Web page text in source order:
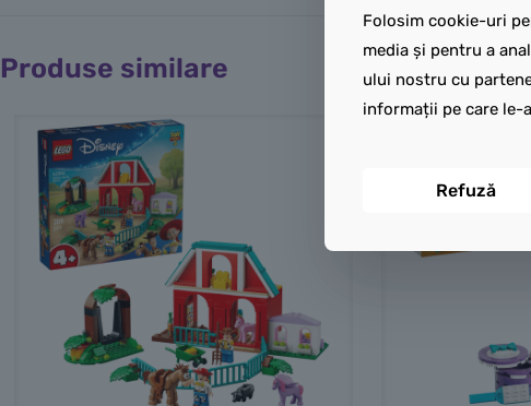
Produse similare
Folosim cookie-uri
media și pentru a
ului nostru cu
informații pe care le-
Refuză